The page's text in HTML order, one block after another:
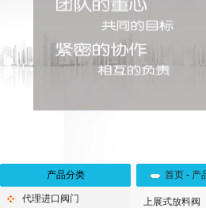
产品分类
代理进口阀门
首页 - 产
上展式放料阀